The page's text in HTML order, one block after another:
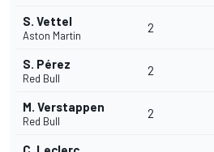
S. Vettel
Aston Martin
2
S. Pérez
Red Bull
2
M. Verstappen
Red Bull
2